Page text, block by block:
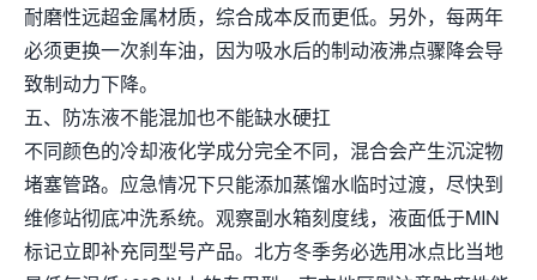
耐磨性远超金属材质，综合成本反而更低。另外，每两年
必须更换一次刹车油，因为吸水后的制动液沸点骤降会导
致制动力下降。
五、防冻液不能混加也不能缺水硬扛
不同颜色的冷却液化学成分完全不同，混合会产生沉淀物
堵塞管路。应急情况下只能添加蒸馏水临时过渡，尽快到
维修站彻底冲洗系统。观察副水箱刻度线，液面低于MIN
标记立即补充同型号产品。北方冬季务必选用冰点比当地